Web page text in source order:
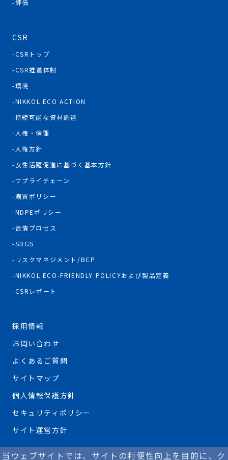
評価
CSR
CSRトップ
CSR推進体制
環境
NIKKOL ECO ACTION
持続可能な資材調達
人権・倫理
人権方針
女性活躍促進に基づく基本方針
サプライチェーン
購買ポリシー
NDPEポリシー
苦情プロセス
SDGS
リスクマネジメント/BCP
NIKKOL ECO-FRIENDLY POLICYおよび製品定義
CSRレポート
採用情報
お問い合わせ
よくあるご質問
サイトマップ
個人情報保護方針
セキュリティポリシー
サイト運営方針
当ウェブサイトでは、サイトの利便性向上を目的に、ク